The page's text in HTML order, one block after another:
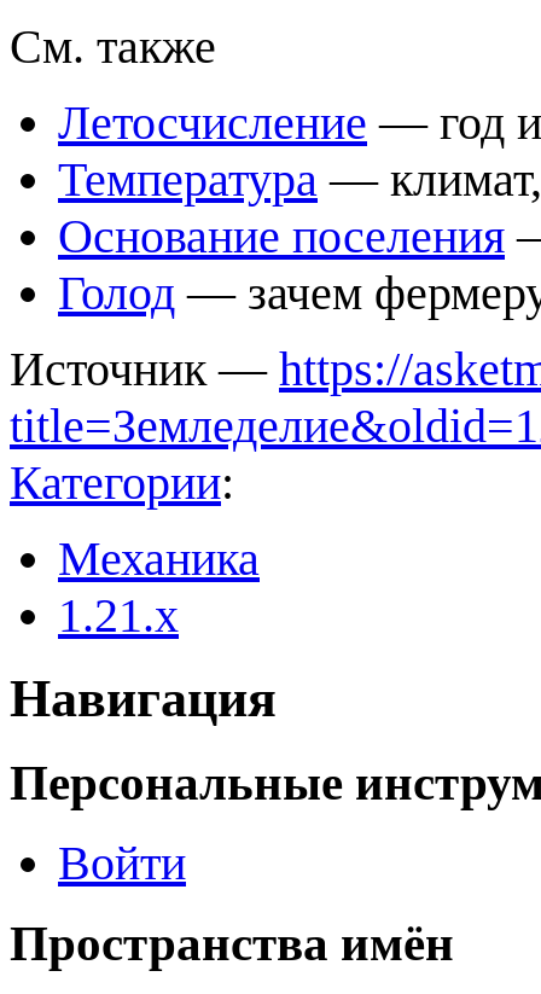
См. также
Летосчисление — год
Температура — климат,
Основание поселения
Голод — зачем
Источник — https://
Категории:
Механика
1.21.x
Навигация
Персональные
Войти
Пространства имён